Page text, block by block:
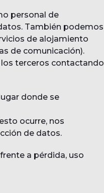
personal de
También podemos
de alojamiento
de comunicación).
terceros contactando
donde se
ocurre, nos
de datos.
a pérdida, uso